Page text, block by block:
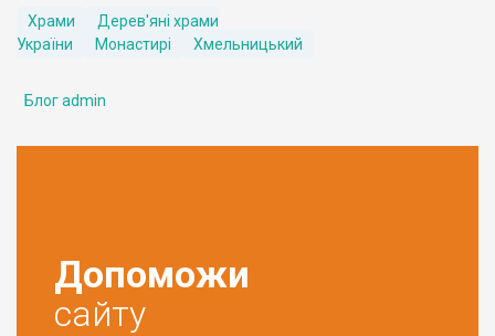
Храми
Дерев'яні храми
України
Монастирі Хмельницький
Блог admin
Допоможи
сайту